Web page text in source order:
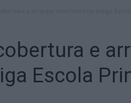
e
Escola